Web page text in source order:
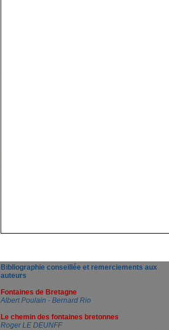
Bibliographie conseillée et remerciements aux
auteurs
Fontaines de Bretagne
Albert Poulain - Bernard Rio
Le chemin des fontaines bretonnes
Roger LE DEUNFF